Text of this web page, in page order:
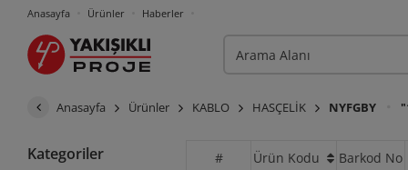
Anasayfa Ürünler Haberler
Anasayfa Ürünler KABLO HASÇELİK NYFGBY
Kategoriler # Ürün Kodu Barkod No